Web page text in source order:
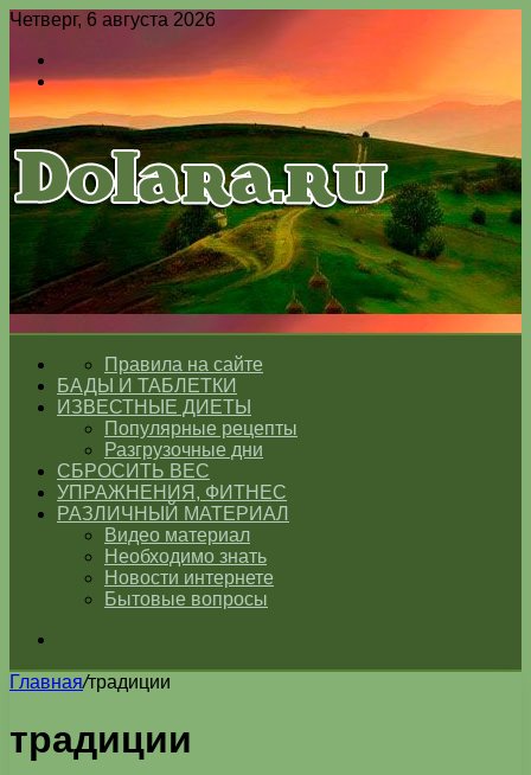
Четверг, 6 августа 2026
Switch
skin
Меню
Switch
ГЛАВНАЯПравила на сайте
БАДЫ И ТАБЛЕТКИ
ИЗВЕСТНЫЕ ДИЕТЫ
Популярные рецепты
Разгрузочные дни
СБРОСИТЬ ВЕС
УПРАЖНЕНИЯ, ФИТНЕС
РАЗЛИЧНЫЙ МАТЕРИАЛ
Видео материал
Необходимо знать
Новости интернете
Бытовые вопросы
Главная/традиции
традиции